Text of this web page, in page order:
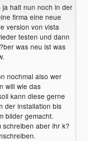
halt nun noch in der
firma eine neue
version von vista
testen und dann
was neu ist was
nochmal also wer
will wie das
kann diese gerne
der installation bis
bilder gemacht.
schreiben aber ihr k?